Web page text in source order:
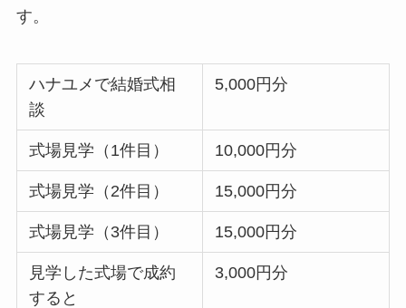
す。
ハナユメで結婚式相
談
5,000円分
式場見学（1件目） 10,000円分
式場見学（2件目） 15,000円分
式場見学（3件目） 15,000円分
見学した式場で成約
すると
3,000円分